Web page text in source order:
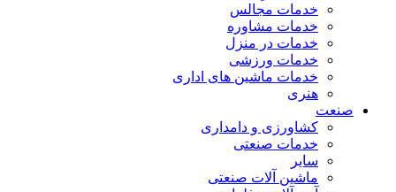
خدمات مجالس
خدمات مشاوره
خدمات در منزل
خدمات ورزشی
خدمات ماشین های اداری
هنری
صنعت
کشاورزی و دامداری
خدمات صنعتی
سایر
ماشین آلات صنعتی